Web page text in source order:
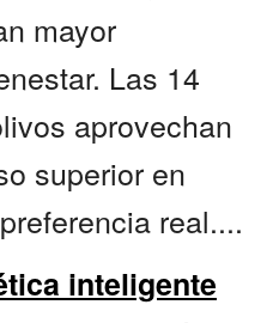
mayor
Las 14
aprovechan
superior en
real....
inteligente